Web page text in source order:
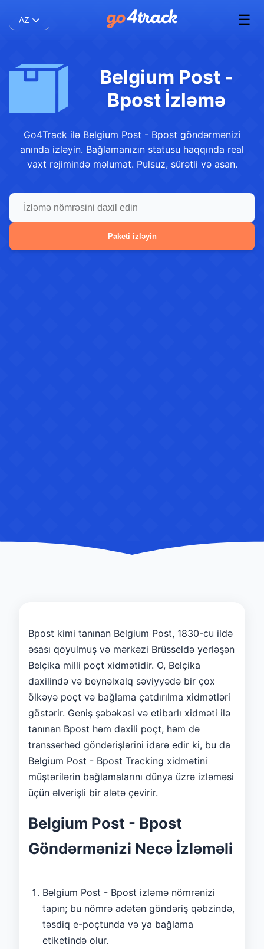
AZ ☰
Belgium Post -
Bpost İzləmə
Go4Track ilə Belgium Post - Bpost göndərmənizi
anında izləyin. Bağlamanızın statusu haqqında real
vaxt rejimində məlumat. Pulsuz, sürətli və asan.
Paketi izləyin
Bpost kimi tanınan Belgium Post, 1830-cu ildə
əsası qoyulmuş və mərkəzi Brüsseldə yerləşən
Belçika milli poçt xidmətidir. O, Belçika
daxilində və beynəlxalq səviyyədə bir çox
ölkəyə poçt və bağlama çatdırılma xidmətləri
göstərir. Geniş şəbəkəsi və etibarlı xidməti ilə
tanınan Bpost həm daxili poçt, həm də
transsərhəd göndərişlərini idarə edir ki, bu da
Belgium Post - Bpost Tracking xidmətini
müştərilərin bağlamalarını dünya üzrə izləməsi
üçün əlverişli bir alətə çevirir.
Belgium Post - Bpost
Göndərmənizi Necə İzləməli
Belgium Post - Bpost izləmə nömrənizi
tapın; bu nömrə adətən göndəriş qəbzində,
təsdiq e-poçtunda və ya bağlama
etiketində olur.